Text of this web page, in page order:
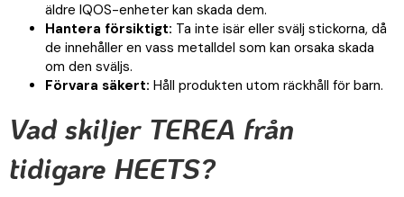
äldre IQOS-enheter kan skada dem.
Hantera försiktigt: Ta inte isär eller svälj stickorna, då
de innehåller en vass metalldel som kan orsaka skada
om den sväljs.
Förvara säkert: Håll produkten utom räckhåll för barn.
Vad skiljer TEREA från
tidigare HEETS?